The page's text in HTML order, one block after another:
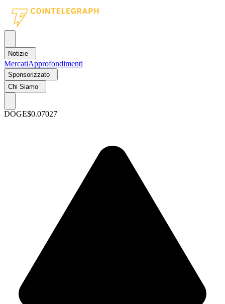
Notizie
MercatiApprofondimenti
Sponsorizzato
Chi Siamo
DOGE$0.07027